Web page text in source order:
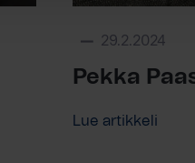
29.2.2024
Pekka
Lue artikkeli